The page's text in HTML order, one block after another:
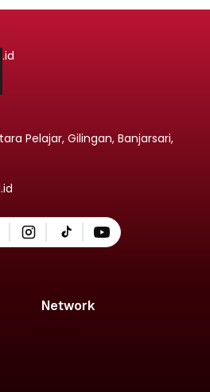
.id
Pelajar, Gilingan, Banjarsari,
Network